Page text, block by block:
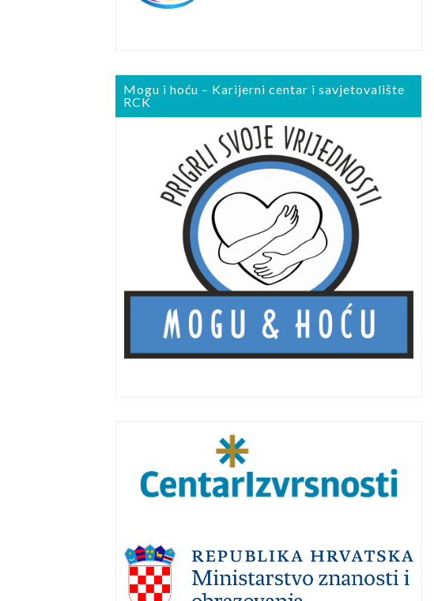
Mogu i hoću – Karijerni centar i savjetovalište
RCK